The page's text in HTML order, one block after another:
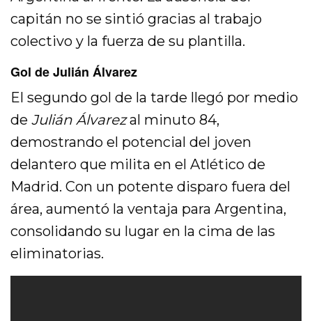
capitán no se sintió gracias al trabajo
colectivo y la fuerza de su plantilla.
Gol de Julián Álvarez
El segundo gol de la tarde llegó por medio
deJulián Álvarezal minuto 84,
demostrando el potencial del joven
delantero que milita en el Atlético de
Madrid. Con un potente disparo fuera del
área, aumentó la ventaja para Argentina,
consolidando su lugar en la cima de las
eliminatorias.